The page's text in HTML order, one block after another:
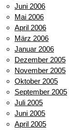
Juni 2006
Mai 2006
April 2006
März 2006
Januar 2006
Dezember 2005
November 2005
Oktober 2005
September 2005
Juli 2005
Juni 2005
April 2005